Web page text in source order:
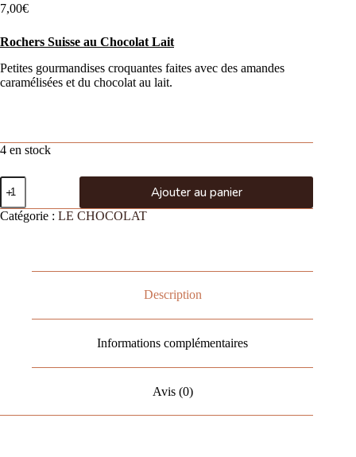
7,00€
Rochers Suisse au Chocolat Lait
Petites gourmandises croquantes faites avec des amandes
caramélisées et du chocolat au lait.
4 en stock
Ajouter au panier
Catégorie : LE CHOCOLAT
Description
Informations complémentaires
Avis (0)